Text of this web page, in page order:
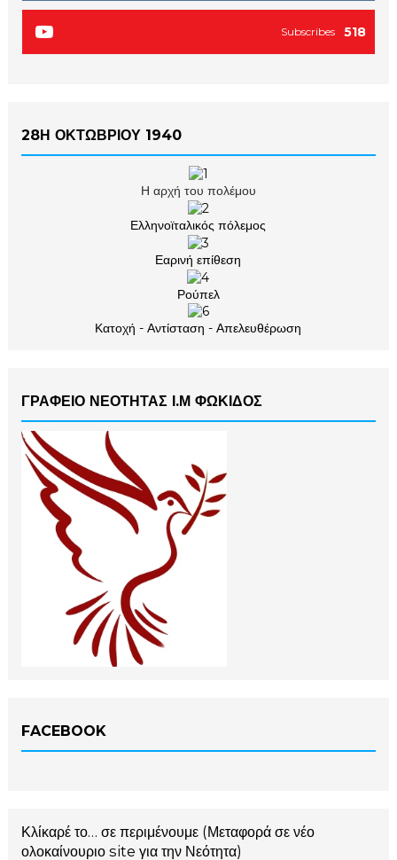
518
Subscribes
28Η ΟΚΤΩΒΡΙΟΥ 1940
Η αρχή του πολέμου
Ελληνοϊταλικός πόλεμος
Εαρινή επίθεση
Ρούπελ
Κατοχή - Αντίσταση - Απελευθέρωση
ΓΡΑΦΕΙΟ ΝΕΟΤΗΤΑΣ Ι.Μ ΦΩΚΙΔΟΣ
FACEBOOK
Κλίκαρέ το… σε περιμένουμε (Μεταφορά σε νέο
ολοκαίνουριο site για την Νεότητα)